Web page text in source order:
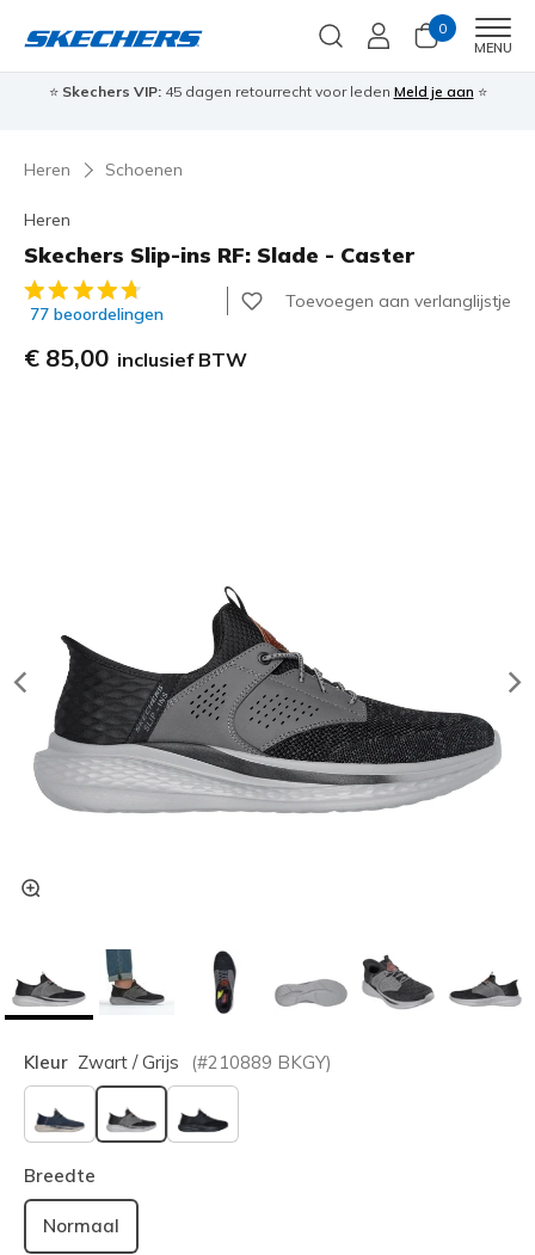
0
MENU
⭐ Skechers VIP:45 dagen retourrecht voor leden Meld je aan ⭐
Heren Schoenen
Heren
Skechers Slip-ins RF: Slade - Caster
4,3 van de 5 klantbeoordelingen
77 beoordelingen
Toevoegen aan verlanglijstje
€ 85,00 inclusief BTW
Kleur Zwart / Grijs (#210889 BKGY)
geselecteerd
Breedte
Normaal